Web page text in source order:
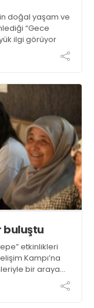
doğal yaşam ve
“Gece
ilgi görüyor
buluştu
etkinlikleri
Kampı’na
bir araya